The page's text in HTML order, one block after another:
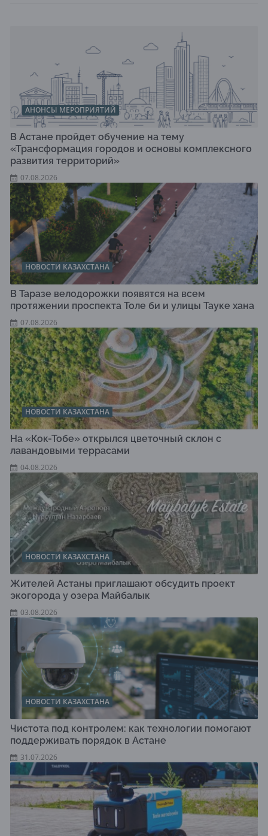
АНОНСЫ МЕРОПРИЯТИЙ
В Астане пройдет обучение на тему
«Трансформация городов и основы комплексного
развития территорий»
07.08.2026
НОВОСТИ КАЗАХСТАНА
В Таразе велодорожки появятся на всем
протяжении проспекта Толе би и улицы Тауке хана
07.08.2026
НОВОСТИ КАЗАХСТАНА
На «Кок-Тобе» открылся цветочный склон с
лавандовыми террасами
04.08.2026
НОВОСТИ КАЗАХСТАНА
Жителей Астаны приглашают обсудить проект
экогорода у озера Майбалык
03.08.2026
НОВОСТИ КАЗАХСТАНА
Чистота под контролем: как технологии помогают
поддерживать порядок в Астане
31.07.2026